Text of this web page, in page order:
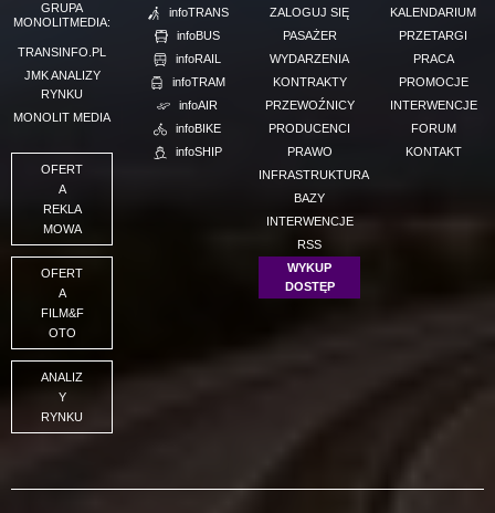
GRUPA
MONOLITMEDIA:
TRANSINFO.PL
JMK ANALIZY
RYNKU
MONOLIT MEDIA
OFERT
A
REKLA
MOWA
OFERT
A
FILM&F
OTO
ANALIZ
Y
RYNKU
infoTRANS
infoBUS
infoRAIL
infoTRAM
infoAIR
infoBIKE
infoSHIP
ZALOGUJ SIĘ
PASAŻER
WYDARZENIA
KONTRAKTY
PRZEWOŹNICY
PRODUCENCI
PRAWO
INFRASTRUKTURA
BAZY
INTERWENCJE
RSS
WYKUP
DOSTĘP
KALENDARIUM
PRZETARGI
PRACA
PROMOCJE
INTERWENCJE
FORUM
KONTAKT